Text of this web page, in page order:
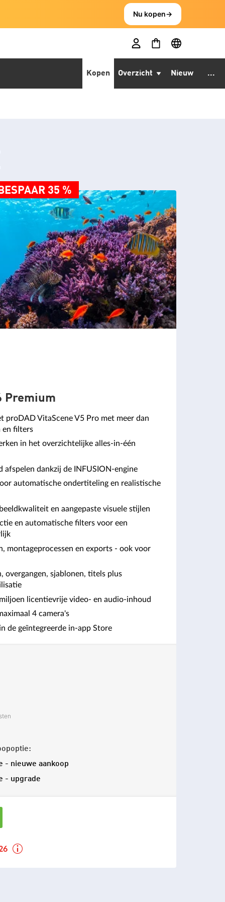
Nu kopen→
Kopen Overzicht Nieuw ...
BESPAAR 35 %
Premium
proDAD VitaScene V5 Pro met meer dan
en filters
in het overzichtelijke alles-in-één
afspelen dankzij de INFUSION-engine
automatische ondertiteling en realistische
en aangepaste visuele stijlen
en automatische filters voor een
montageprocessen en exports - ook voor
overgangen, sjablonen, titels plus
licentievrije video- en audio-inhoud
4 camera's
de geïntegreerde in-app Store
- nieuwe aankoop
- upgrade